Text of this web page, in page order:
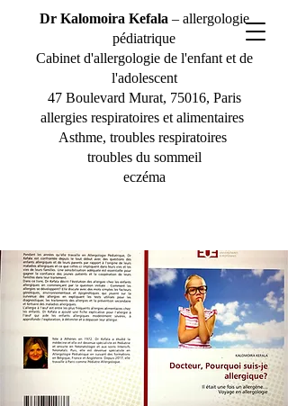
Dr Kalomoira Kefala – allergologie
pédiatrique
Cabinet d'allergologie de l'enfant et de
l'adolescent
47 Boulevard Murat, 75016, Paris
allergies respiratoires et alimentaires
Asthme, troubles respiratoires
troubles du sommeil
eczéma